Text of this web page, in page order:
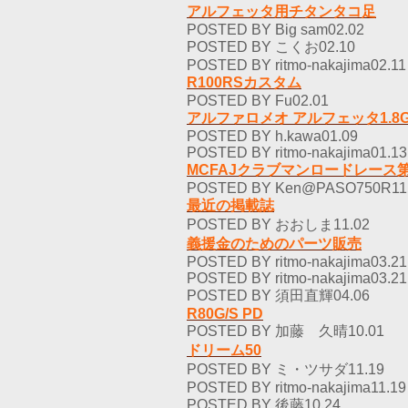
アルフェッタ用チタンタコ足
POSTED BY Big sam02.02
POSTED BY こくお02.10
POSTED BY ritmo-nakajima02.11
R100RSカスタム
POSTED BY Fu02.01
アルファロメオ アルフェッタ
POSTED BY h.kawa01.09
POSTED BY ritmo-nakajima01.13
MCFAJクラブマンロードレース
POSTED BY
最近の掲載誌
POSTED BY おおしま11.02
義援金のためのパーツ販売
POSTED BY ritmo-nakajima03.21
POSTED BY ritmo-nakajima03.21
POSTED BY 須田直輝04.06
R80G/S PD
POSTED BY 加藤 久晴10.01
ドリーム50
POSTED BY ミ・ツサダ11.19
POSTED BY ritmo-nakajima11.19
POSTED BY 後藤10.24